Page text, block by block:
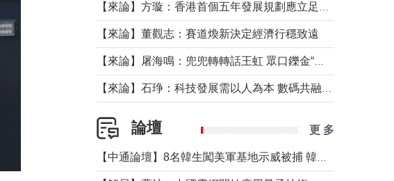
【來論】董觀志：賽道煥新決定經濟行穩致遠
論壇 更 多